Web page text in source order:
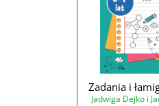
Zadania i
Jadwiga Dejko i